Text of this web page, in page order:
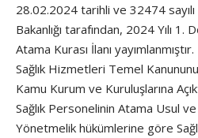
28.02.2024 tarihli ve 32474 sayılı
Bakanlığı tarafından, 2024 Yılı
Atama Kurası İlanı yayımlanmıştır.
Sağlık Hizmetleri Temel
Kamu Kurum ve Kuruluşlarına
Sağlık Personelinin Atama Usul ve
Yönetmelik hükümlerine göre